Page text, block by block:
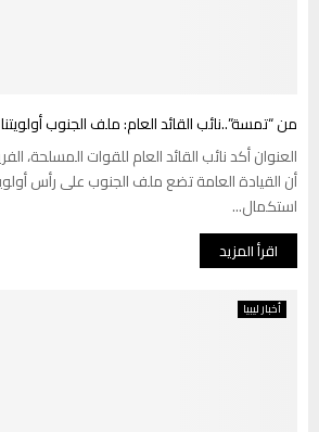
من “تمسة”..نائب القائد العام: ملف الجنوب
العنوان أكد نائب القائد العام للقوات المسلحة،
أن القيادة العامة تضع ملف الجنوب على رأس
استكمال...
اقرأ المزيد
أخبار ليبيا